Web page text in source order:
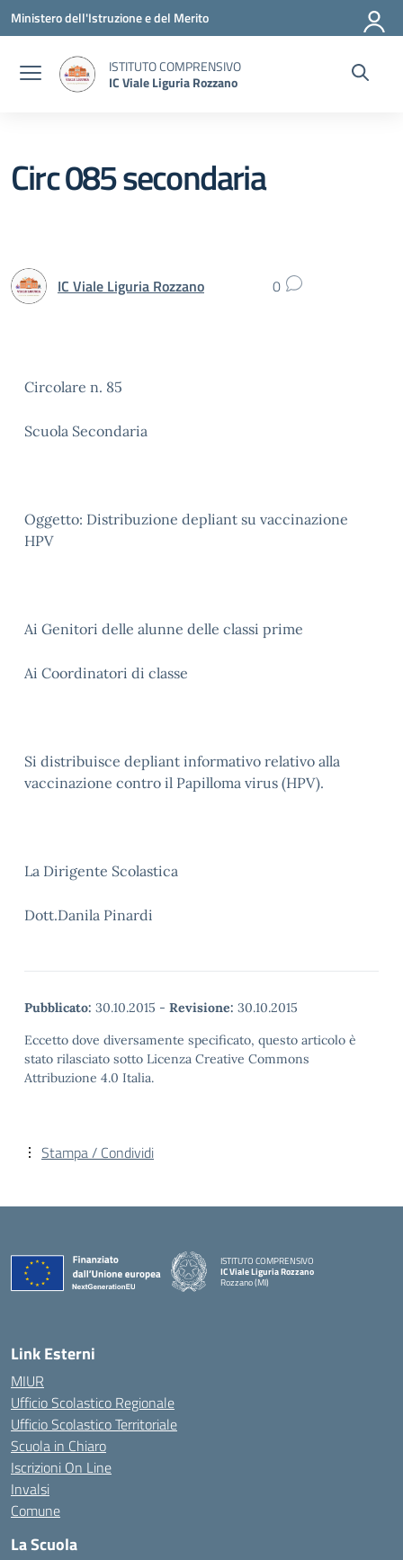
Vai ai contenuti
Vai al menu di navigazione
Vai al footer
Ministero dell'Istruzione e del Merito
ISTITUTO COMPRENSIVO
IC Viale Liguria Rozzano
Circ 085 secondaria
IC Viale Liguria Rozzano 0
Circolare n. 85
Scuola Secondaria
Oggetto: Distribuzione depliant su vaccinazione
HPV
Ai Genitori delle alunne delle classi prime
Ai Coordinatori di classe
Si distribuisce depliant informativo relativo alla
vaccinazione contro il Papilloma virus (HPV).
La Dirigente Scolastica
Dott.Danila Pinardi
Pubblicato: 30.10.2015 - Revisione: 30.10.2015
Eccetto dove diversamente specificato, questo articolo è
stato rilasciato sotto Licenza Creative Commons
Attribuzione 4.0 Italia.
Stampa / Condividi
ISTITUTO COMPRENSIVO
IC Viale Liguria Rozzano
Rozzano (MI)
Link Esterni
MIUR
Ufficio Scolastico Regionale
Ufficio Scolastico Territoriale
Scuola in Chiaro
Iscrizioni On Line
Invalsi
Comune
La Scuola